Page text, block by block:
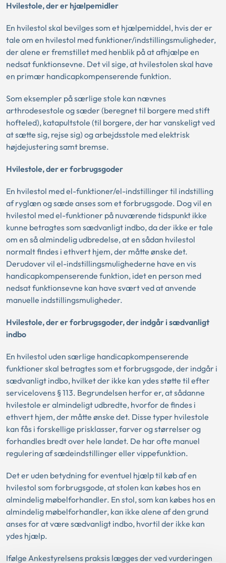
Hvilestole, der er hjælpemidler
En hvilestol skal bevilges som et hjælpemiddel, hvis der er
tale om en hvilestol med funktioner/indstillingsmuligheder,
der alene er fremstillet med henblik på at afhjælpe en
nedsat funktionsevne. Det vil sige, at hvilestolen skal have
en primær handicapkompenserende funktion.
Som eksempler på særlige stole kan nævnes
arthrodesestole og sæder (beregnet til borgere med stift
hofteled), katapultstole (til borgere, der har vanskeligt ved
at sætte sig, rejse sig) og arbejdsstole med elektrisk
højdejustering samt bremse.
Hvilestole, der er forbrugsgoder
En hvilestol med el-funktioner/el-indstillinger til indstilling
af ryglæn og sæde anses som et forbrugsgode. Dog vil en
hvilestol med el-funktioner på nuværende tidspunkt ikke
kunne betragtes som sædvanligt indbo, da der ikke er tale
om en så almindelig udbredelse, at en sådan hvilestol
normalt findes i ethvert hjem, der måtte ønske det.
Derudover vil el-indstillingsmulighederne have en vis
handicapkompenserende funktion, idet en person med
nedsat funktionsevne kan have svært ved at anvende
manuelle indstillingsmuligheder.
Hvilestole, der er forbrugsgoder, der indgår i sædvanligt
indbo
En hvilestol uden særlige handicapkompenserende
funktioner skal betragtes som et forbrugsgode, der indgår i
sædvanligt indbo, hvilket der ikke kan ydes støtte til efter
servicelovens § 113. Begrundelsen herfor er, at sådanne
hvilestole er almindeligt udbredte, hvorfor de findes i
ethvert hjem, der måtte ønske det. Disse typer hvilestole
kan fås i forskellige prisklasser, farver og størrelser og
forhandles bredt over hele landet. De har ofte manuel
regulering af sædeindstillinger eller vippefunktion.
Det er uden betydning for eventuel hjælp til køb af en
hvilestol som forbrugsgode, at stolen kan købes hos en
almindelig møbelforhandler. En stol, som kan købes hos en
almindelig møbelforhandler, kan ikke alene af den grund
anses for at være sædvanligt indbo, hvortil der ikke kan
ydes hjælp.
Ifølge Ankestyrelsens praksis lægges der ved vurderingen